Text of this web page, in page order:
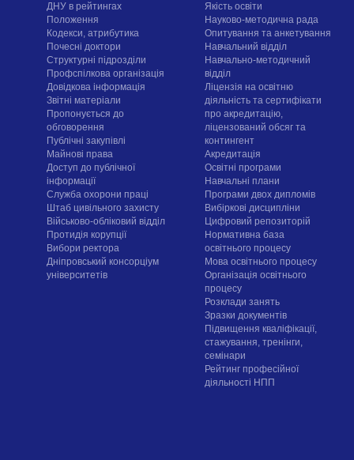
ДНУ в рейтингах
Положення
Кодекси, атрибутика
Почесні доктори
Структурні підрозділи
Профспілкова організація
Довідкова інформація
Звітні матеріали
Пропонується до
обговорення
Публічні закупівлі
Майнові права
Доступ до публічної
інформації
Служба охорони праці
Штаб цивільного захисту
Військово-обліковий відділ
Протидія корупції
Вибори ректора
Дніпровський консорціум
університетів
Якість освіти
Науково-методична рада
Опитування та анкетування
Навчальний відділ
Навчально-методичний
відділ
Ліцензія на освітню
діяльність та сертифікати
про акредитацію,
ліцензований обсяг та
контингент
Акредитація
Освітні програми
Навчальні плани
Програми двох дипломів
Вибіркові дисципліни
Цифровий репозиторій
Нормативна база
освітнього процесу
Мова освітнього процесу
Організація освітнього
процесу
Розклади занять
Зразки документів
Підвищення кваліфікації,
стажування, тренінги,
семінари
Рейтинг професійної
діяльності НПП